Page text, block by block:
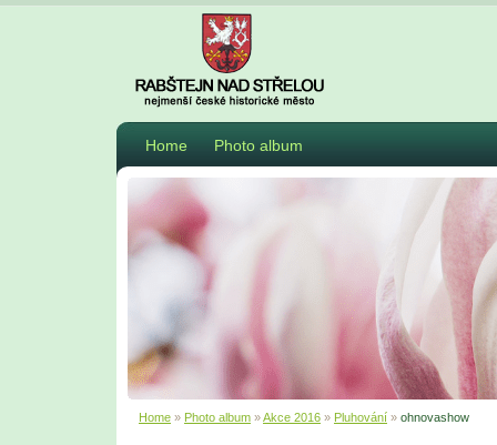
Home Photo album
Home » Photo album »Akce 2016 » Pluhování » ohnovashow